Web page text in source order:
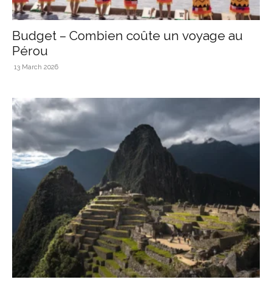
Budget – Combien coûte un voyage au
Pérou
13 March 2026